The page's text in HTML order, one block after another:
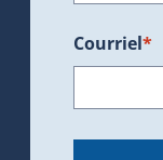
Courriel*